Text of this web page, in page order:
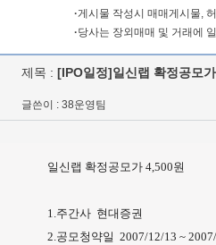
·게시물 작성시 매매게시물,
·당사는 장외매매 및 거래에
제목 : [IPO일정]일신랩 확정공모
글쓴이 : 38운영팀
일신랩 확정공모가 4,500원
1.주간사 현대증권
2.공모청약일 2007/12/13 ~